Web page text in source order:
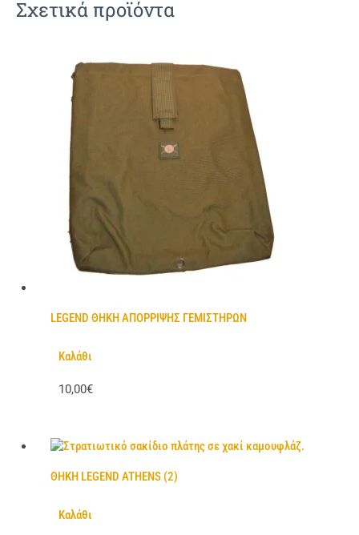
Σχετικά προϊόντα
LEGEND ΘΗΚΗ ΑΠΟΡΡΙΨΗΣ ΓΕΜΙΣΤΗΡΩΝ
Καλάθι
10,00€
ΘΗΚΗ LEGEND ATHENS (2)
Καλάθι